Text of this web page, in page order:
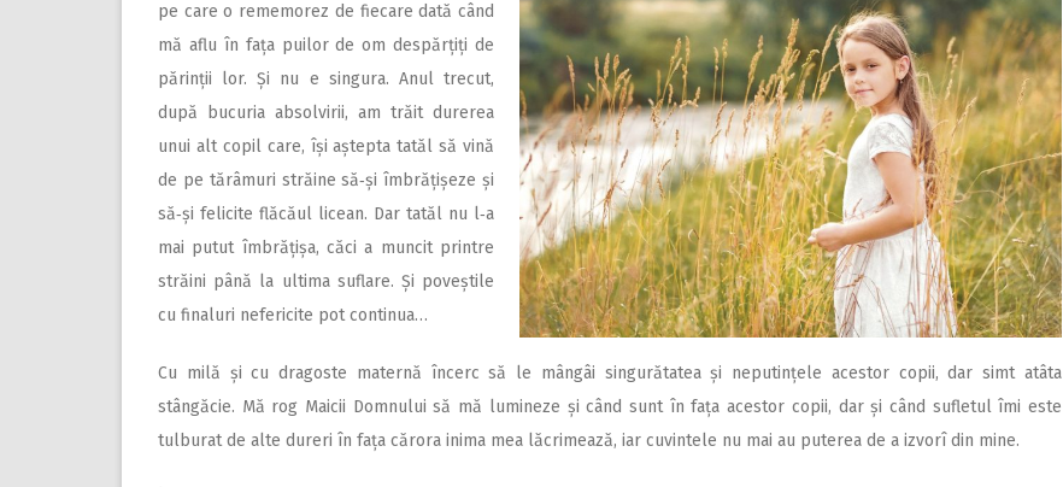
pe care o rememorez de fiecare dată când
mă aflu în fața puilor de om despărțiți de
părinții lor. Și nu e singura. Anul trecut,
după bucuria absolvirii, am trăit durerea
unui alt copil care, își aștepta tatăl să vină
de pe tărâmuri străine să‑și îmbrățișeze și
să‑și felicite flăcăul licean. Dar tatăl nu l‑a
mai putut îmbrățișa, căci a muncit printre
străini până la ultima suflare. Și poveștile
cu finaluri nefericite pot continua…
Cu milă și cu dragoste maternă încerc să le mângâi singurătatea și neputințele acestor copii, dar simt atâta
stângăcie. Mă rog Maicii Domnului să mă lumineze și când sunt în fața acestor copii, dar și când sufletul îmi este
tulburat de alte dureri în fața cărora inima mea lăcrimează, iar cuvintele nu mai au puterea de a izvorî din mine.